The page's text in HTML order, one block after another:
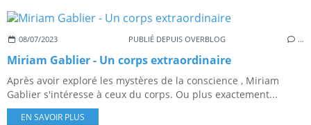
08/07/2023 PUBLIÉ DEPUIS OVERBLOG …
Miriam Gablier - Un corps extraordinaire
Après avoir exploré les mystères de la conscience , Miriam
Gablier s'intéresse à ceux du corps. Ou plus exactement...
EN SAVOIR PLUS